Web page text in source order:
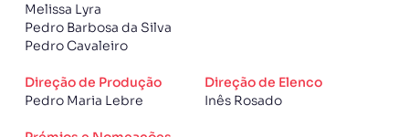
Melissa Lyra
Pedro Barbosa da Silva
Pedro Cavaleiro
Direção de Produção
Pedro Maria Lebre
Direção de Elenco
Inês Rosado